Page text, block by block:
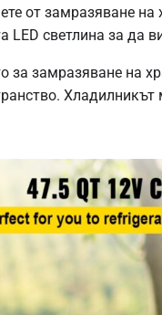
от замразяване
LED светлина за да
за замразяване на